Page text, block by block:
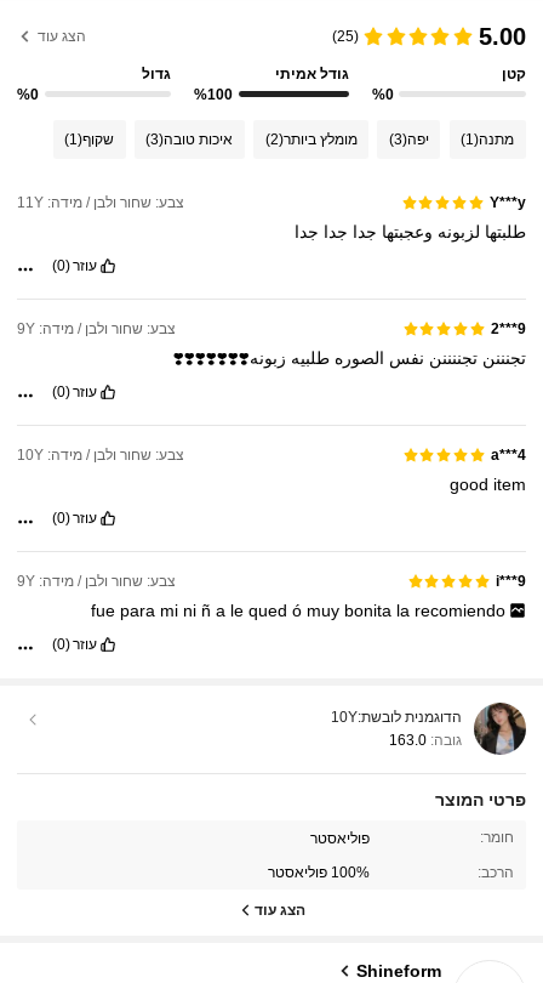
5.00
(25) הצג עוד
קטן
%0
גודל אמיתי
%100
גדול
%0
מתנה(1) יפה(3) מומלץ ביותר(2) איכות טובה(3) שקוף(1)
Y***y צבע: שחור ולבן / מידה: 11Y
طلبتها لزبونه وعجبتها جدا جدا جدا
עוזר(0)
9***2 צבע: שחור ולבן / מידה: 9Y
تجننننتجننننن نفس الصورهطلبيه زبونه❣️❣️❣️❣️❣️❣️❣️
עוזר(0)
a***4 צבע: שחור ולבן / מידה: 10Y
good item
עוזר(0)
i***9 צבע: שחור ולבן / מידה: 9Y
fue para mi ni ña lequedó muy bonita la recomiendo
עוזר(0)
הדוגמנית לובשת:10Y
גובה: 163.0
פרטי המוצר
חומר: פוליאסטר
הרכב: 100% פוליאסטר
הצג עוד
Shineform
18K עוקבים